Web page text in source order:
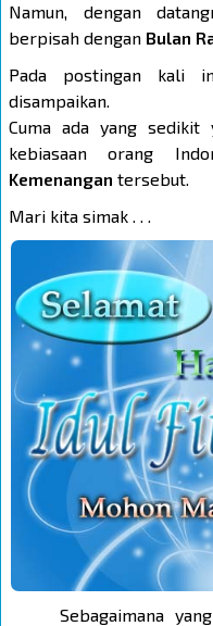
Namun, dengan
berpisah dengan Bulan
Pada postingan kali
disampaikan.
Cuma ada yang sedikit
kebiasaan orang
Kemenangan tersebut.
Mari kita simak . . .
Sebagaimana yang